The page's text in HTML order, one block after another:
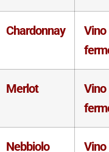
Chardonnay
Vino
Merlot
Vino
Nebbiolo Vino